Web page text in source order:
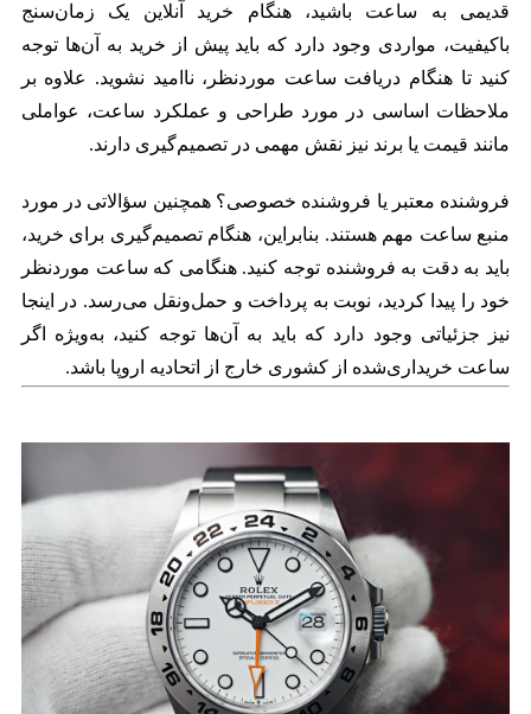
قدیمی به ساعت باشید، هنگام خرید آنلاین یک زمان‌سنج
باکیفیت، مواردی وجود دارد که باید پیش از خرید به آن‌ها توجه
کنید تا هنگام دریافت ساعت موردنظر، ناامید نشوید. علاوه بر
ملاحظات اساسی در مورد طراحی و عملکرد ساعت، عواملی
مانند قیمت یا برند نیز نقش مهمی در تصمیم‌گیری دارند.
فروشنده معتبر یا فروشنده خصوصی؟ همچنین سؤالاتی در مورد
منبع ساعت مهم هستند. بنابراین، هنگام تصمیم‌گیری برای خرید،
باید به دقت به فروشنده توجه کنید. هنگامی که ساعت موردنظر
خود را پیدا کردید، نوبت به پرداخت و حمل‌ونقل می‌رسد. در اینجا
نیز جزئیاتی وجود دارد که باید به آن‌ها توجه کنید، به‌ویژه اگر
ساعت خریداری‌شده از کشوری خارج از اتحادیه اروپا باشد.